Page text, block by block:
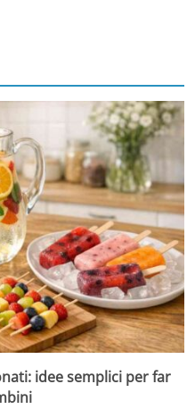
idee semplici per far